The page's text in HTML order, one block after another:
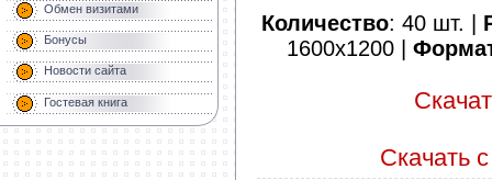
Обмен визитами
Бонусы
Новости сайта
Гостевая книга
Количество: 40 шт. |
1600х1200 |
Скачать